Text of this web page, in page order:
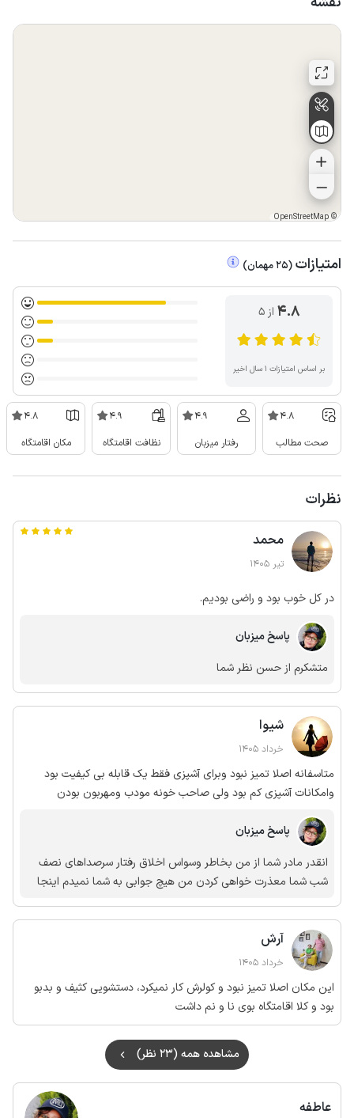
©
OpenStreetMap
امتیازات (
25مهمان)
4.8 از ۵
بر اساس امتیازات ۱ سال اخیر
4.8
صحت مطالب
4.9
رفتار میزبان
4.9
نظافت اقامتگاه
4.8
مکان اقامتگاه
نظرات
محمد
تیر 1405
در کل خوب بود و راضی بودیم.
پاسخ میزبان
متشکرم از حسن نظر شما
شیوا
خرداد 1405
متاسفانه اصلا تمیز نبود وبرای آشپزی فقط یک قابله بی کیفیت بود
وامکانات آشپزی کم بود ولی صاحب خونه مودب ومهربون بودن
پاسخ میزبان
انقدر مادر شما از من بخاطر وسواس اخلاق رفتار سرصداهای نصف
شب شما معذرت خواهی کردن من هیچ جوابی به شما نمیدم اینجا
آرش
خرداد 1405
این مکان اصلا تمیز نبود و کولرش کار نمیکرد، دستشویی کثیف و بدبو
بود و کلا اقامتگاه بوی نا و نم داشت
مشاهده همه (23 نظر)
عاطفه